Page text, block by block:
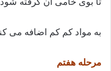
به مواد کم کم اضافه می
مرحله هفتم